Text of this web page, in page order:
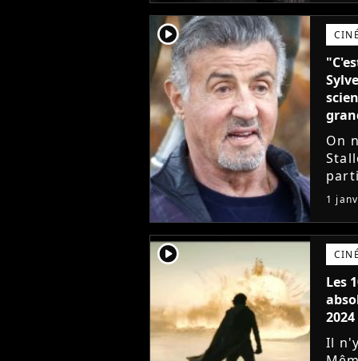
player2
On
1
player2
Les
2024
Il